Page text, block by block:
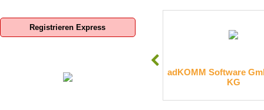
SIS-Sparkassen-Immobilien-
Service GmbH
adKOMM Software
KG
Registrieren Express